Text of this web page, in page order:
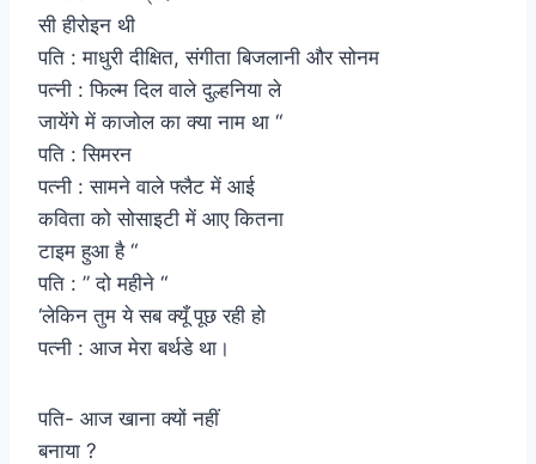
सी हीरोइन थी
पति : माधुरी दीक्षित, संगीता बिजलानी और सोनम
पत्नी : फिल्म दिल वाले दुल्हनिया ले
जायेंगे में काजोल का क्या नाम था “
पति : सिमरन
पत्नी : सामने वाले फ्लैट में आई
कविता को सोसाइटी में आए कितना
टाइम हुआ है “
पति : ” दो महीने “
‘लेकिन तुम ये सब क्यूँ पूछ रही हो
पत्नी : आज मेरा बर्थडे था।
पति- आज खाना क्यों नहीं
बनाया ?